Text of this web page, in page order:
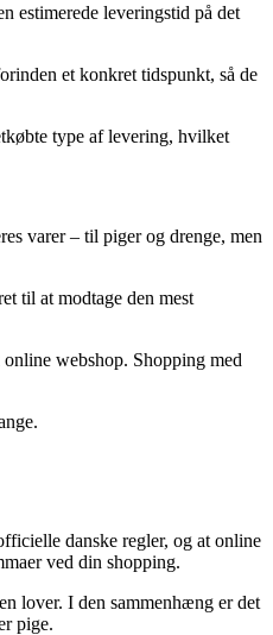
estimerede leveringstid på det
et konkret tidspunkt, så de
type af levering, hvilket
varer – til piger og drenge, men
til at modtage den mest
webshop. Shopping med
danske regler, og at online
ved din shopping.
lover. I den sammenhæng er det
pige.